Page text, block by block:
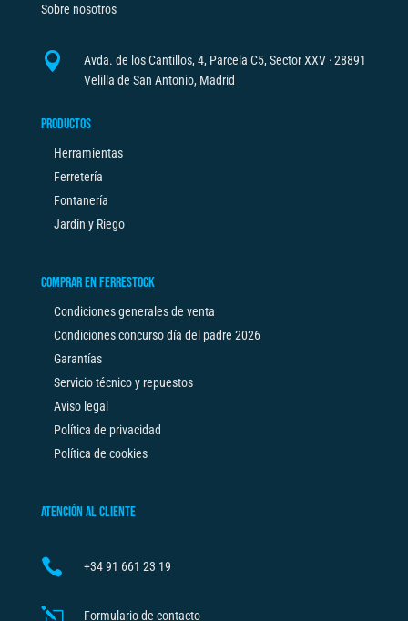
Sobre nosotros

Avda. de los Cantillos, 4, Parcela C5, Sector XXV · 28891
Velilla de San Antonio, Madrid
PRODUCTOS
Herramientas
Ferretería
Fontanería
Jardín y Riego
COMPRAR EN FERRESTOCK
Condiciones generales de venta
Condiciones concurso día del padre 2026
Garantías
Servicio técnico y repuestos
Aviso legal
Política de privacidad
Política de cookies
ATENCIÓN AL CLIENTE
 +3491 661 23 19
l Formulario de contacto